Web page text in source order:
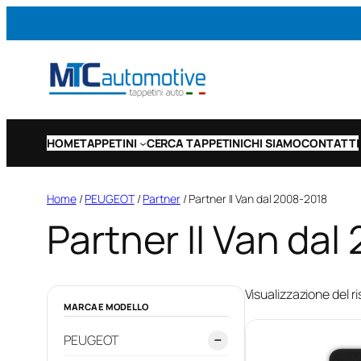
HOMETAPPETINI CERCA TAPPETINICHI SIAMOCONTATTI
Home/PEUGEOT/Partner/ Partner II Van dal 2008-2018
Partner II Van dal
MARCA E MODELLO
−
PEUGEOT
Visualizzazione del